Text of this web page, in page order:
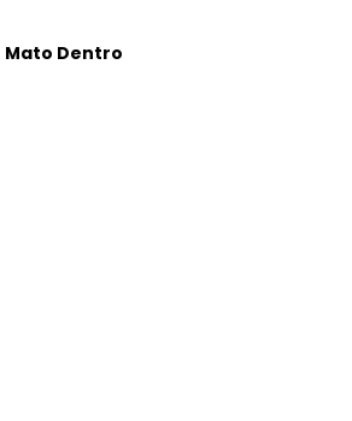
Mato Dentro